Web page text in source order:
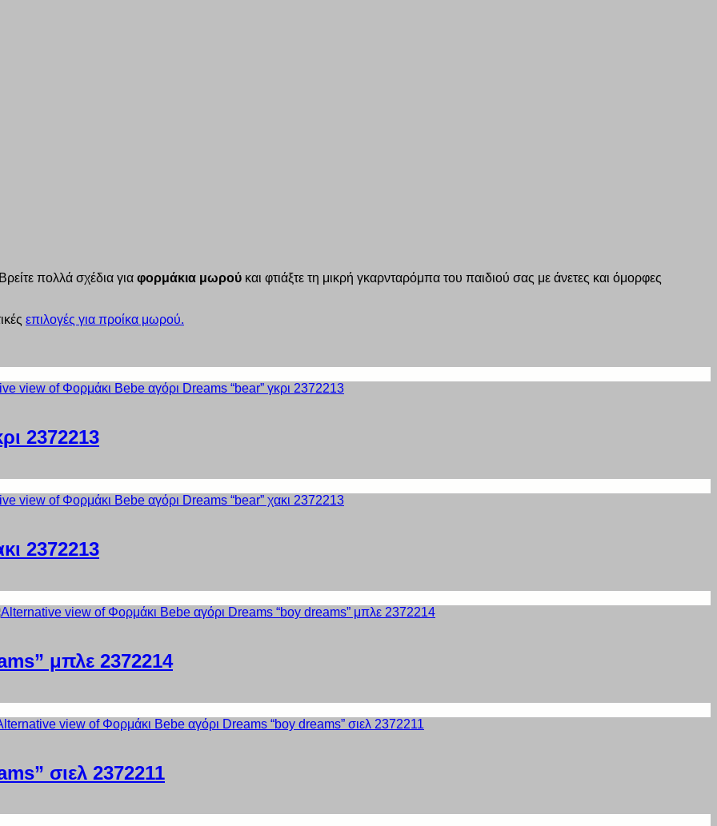
πολλά σχέδια για φορμάκια μωρού και φτιάξτε τη μικρή γκαρνταρόμπα του παιδιού σας με άνετες και όμορφες
επιλογές για προίκα μωρού.
2372213
2372213
μπλε 2372214
σιελ 2372211